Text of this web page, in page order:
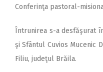
Conferinţa pastoral-
Întrunirea s-a desfăşurat
şi Sfântul Cuvios Mucenic
Filiu, judeţul Brăila.